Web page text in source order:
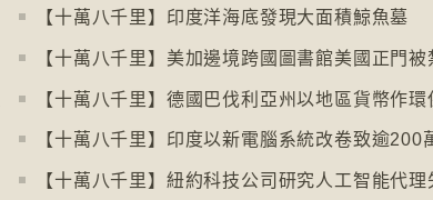
【十萬八千里】印度洋海底發現大面積鯨魚墓